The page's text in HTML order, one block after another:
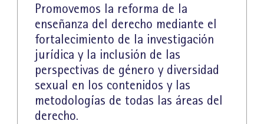
Promovemos la reforma de la
enseñanza del derecho mediante el
fortalecimiento de la investigación
jurídica y la inclusión de las
perspectivas de género y diversidad
sexual en los contenidos y las
metodologías de todas las áreas del
derecho.